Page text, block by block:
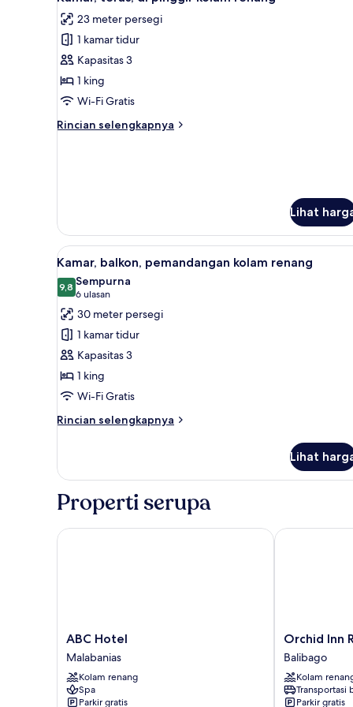
/
Couples)
semua
foto
untuk
Kamar,
teras,
di
kolam
23 meter persegi
1 kamar tidur
Kapasitas 3
1 king
Wi-Fi Gratis
Rincian selengkapnya
Rincian
pinggir
kolam
renang
Lihat
Lihat
semua
foto
untuk
Kamar,
balkon,
pemandangan
kolam
renang
Kamar, balkon,
8
Kamar, balkon, pemandangan kolam renang
9,89,8 dari 10
Sempurna
6 ulasan
(6
ulasan)
30 meter persegi
1 kamar tidur
Kapasitas 3
1 king
Wi-Fi Gratis
Rincian selengkapnya
Rincian
Kamar,
pemandangan
renang
Lihat
Properti serupa
ABC
Hotel
Malabanias
ABC Hotel
Malabanias
Kolam renang
Spa
Parkir gratis
ABC Hotel
Orchid
Inn
Resort
Balibago
Orchid Inn
Balibago
Kolam
Transportasi
Parkir gratis
Orchid Inn